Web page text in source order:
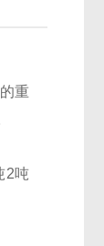
重
2吨